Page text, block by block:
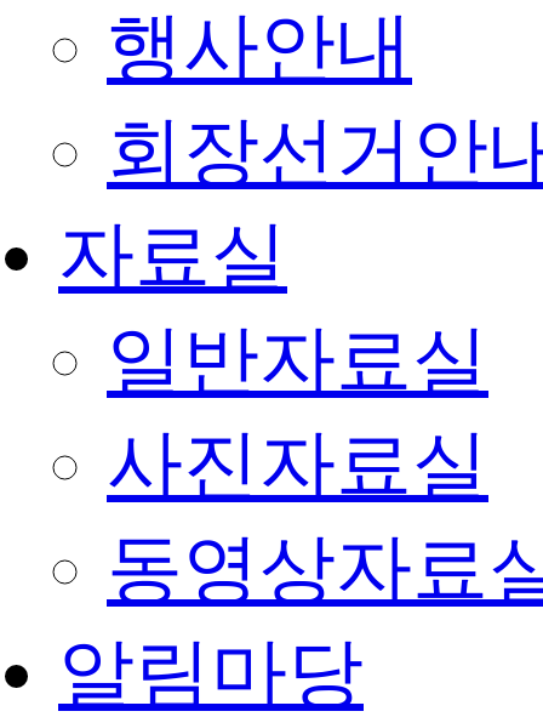
행사안내
회장선거안
자료실
일반자료실
사진자료실
동영상자료
알림마당